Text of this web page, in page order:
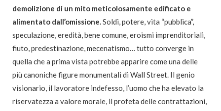
demolizione di un mito meticolosamente edificato e
alimentato dall’omissione.Soldi, potere, vita “pubblica”,
speculazione, eredità, bene comune, eroismi imprenditoriali,
fiuto, predestinazione, mecenatismo… tutto converge in
quella che a prima vista potrebbe apparire come una delle
più canoniche figure monumentali di Wall Street. Il genio
visionario, il lavoratore indefesso, l’uomo che ha elevato la
riservatezza a valore morale, il profeta delle contrattazioni,